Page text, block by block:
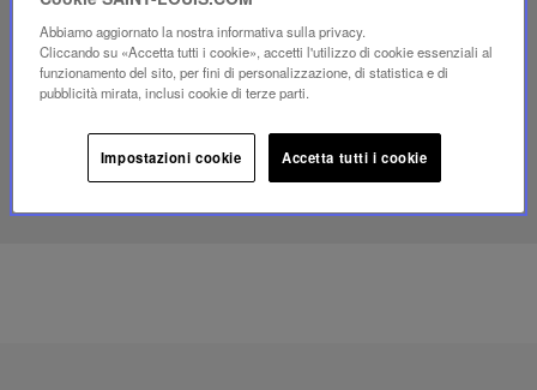
SCOPRI IL NOSTRO SAVOIR-FAIRE
lampada
portatile
mini
Folia
Abbiamo aggiornato la nostra informativa sulla privacy.
Cliccando su «Accetta tutti i cookie», accetti l'utilizzo di cookie essenziali al
funzionamento del sito, per fini di personalizzazione, di statistica e di
pubblicità mirata, inclusi cookie di terze parti.
Impostazioni cookie Accetta tutti i cookie